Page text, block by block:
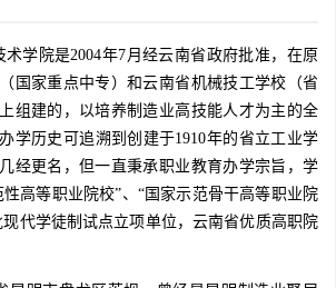
院是2004年7月经云南省政府批准，在原
国家重点中专）和云南省机械技工学校（省
组建的，以培养制造业高技能人才为主的全
学历史可追溯到创建于1910年的省立工业学
经更名，但一直秉承职业教育办学宗旨，学
性高等职业院校”、“国家示范骨干高等职业院
代学徒制试点立项单位，云南省优质高职院